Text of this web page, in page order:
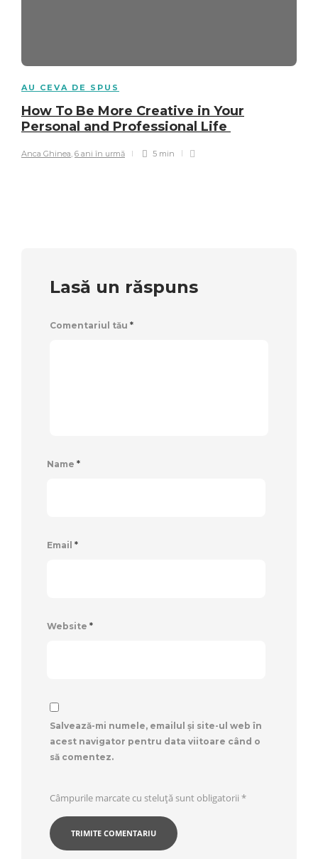
AU CEVA DE SPUS
How To Be More Creative in Your
Personal and Professional Life
Anca Ghinea 6 ani în urmă 5 min
Lasă un răspuns
Comentariul tău *
Name *
Email *
Website *
Salvează-mi numele, emailul și site-ul web în
acest navigator pentru data viitoare când o
să comentez.
Câmpurile marcate cu steluță sunt obligatorii *